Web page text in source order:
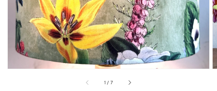
galerieweergave
1 / van
7